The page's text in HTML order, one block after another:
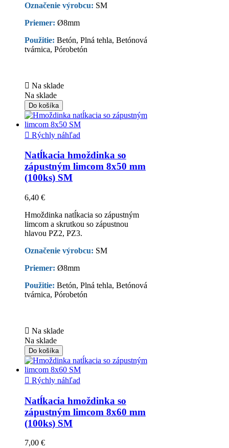
Označenie výrobcu: SM
Priemer: Ø8mm
Použitie: Betón, Plná tehla, Betónová
tvárnica, Pórobetón
 Na sklade
Na sklade
Do košíka
 Rýchly náhľad
Natĺkacia hmoždinka so
zápustným limcom 8x50 mm
(100ks) SM
6,40 €
Hmoždinka natĺkacia so zápustným
limcom a skrutkou so zápustnou
hlavou PZ2, PZ3.
Označenie výrobcu: SM
Priemer: Ø8mm
Použitie: Betón, Plná tehla, Betónová
tvárnica, Pórobetón
 Na sklade
Na sklade
Do košíka
 Rýchly náhľad
Natĺkacia hmoždinka so
zápustným limcom 8x60 mm
(100ks) SM
7,00 €